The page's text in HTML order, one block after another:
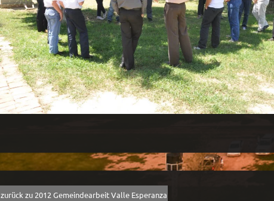
zurück zu 2012 Gemeindearbeit Valle Esperanza